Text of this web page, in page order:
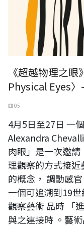
《超越物理之
Physical Eyes
四 05
4月5日至27日 一
Alexandra
肉眼」是一次邀
理觀察的方式接
的概念， 調動感
一個可追溯到19
觀察藝術 品時 「
與之連接時 。藝